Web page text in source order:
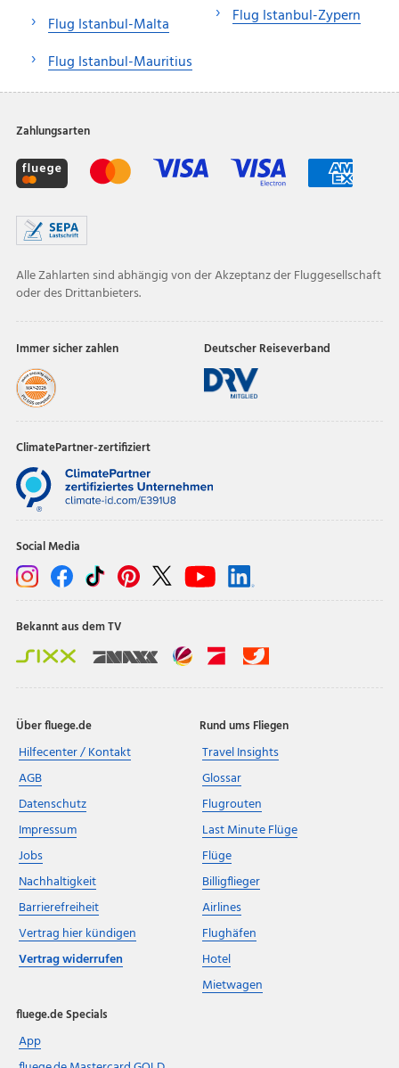
Flug Istanbul-Malta
Flug Istanbul-Mauritius
Flug Istanbul-Zypern